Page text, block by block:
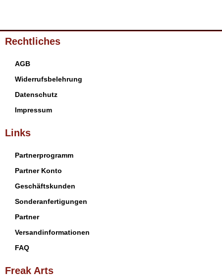
Rechtliches
AGB
Widerrufsbelehrung
Datenschutz
Impressum
Links
Partnerprogramm
Partner Konto
Geschäftskunden
Sonderanfertigungen
Partner
Versandinformationen
FAQ
Freak Arts